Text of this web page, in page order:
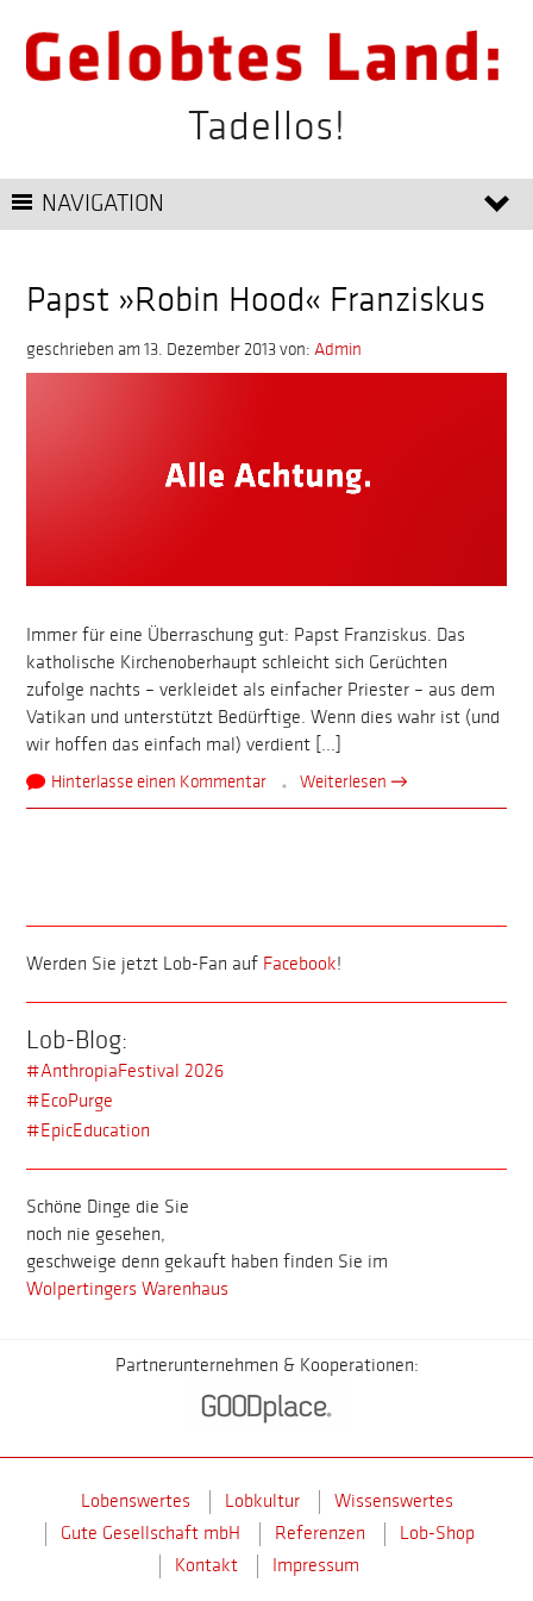
Tadellos!
NAVIGATION
Papst »Robin Hood« Franziskus
geschrieben am 13. Dezember 2013 von: Admin
Immer für eine Überraschung gut: Papst Franziskus. Das
katholische Kirchenoberhaupt schleicht sich Gerüchten
zufolge nachts – verkleidet als einfacher Priester – aus dem
Vatikan und unterstützt Bedürftige. Wenn dies wahr ist (und
wir hoffen das einfach mal) verdient [...]
Hinterlasse einen Kommentar Weiterlesen →
Werden Sie jetzt Lob-Fan auf Facebook!
Lob-Blog:
#AnthropiaFestival 2026
#EcoPurge
#EpicEducation
Schöne Dinge die Sie
noch nie gesehen,
geschweige denn gekauft haben finden Sie im
Wolpertingers Warenhaus
Partnerunternehmen & Kooperationen:
Lobenswertes Lobkultur
Wissenswertes
Gute Gesellschaft mbH
Referenzen
Lob-Shop
Kontakt
Impressum